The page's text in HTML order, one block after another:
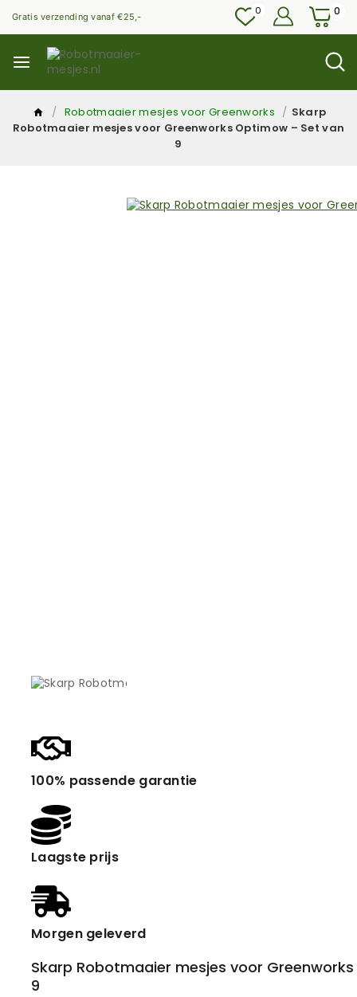
Gratis verzending vanaf €25,- 0 0
/ Robotmaaier mesjes voor Greenworks / Skarp
Robotmaaier mesjes voor Greenworks Optimow – Set van
9
100% passende garantie
Laagste prijs
Morgen geleverd
Skarp Robotmaaier mesjes voor
9